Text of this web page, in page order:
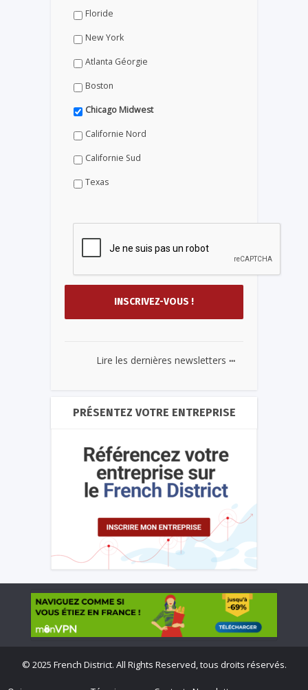
Floride
New York
Atlanta Géorgie
Boston
Chicago Midwest
Californie Nord
Californie Sud
Texas
Lire les dernières newsletters ...
PRÉSENTEZ VOTRE ENTREPRISE
© 2025 French District. All Rights Reserved, tous droits réservés.